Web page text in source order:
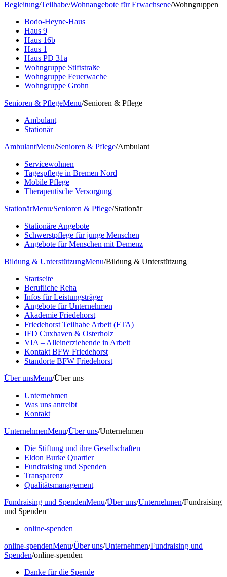
Begleitung/Teilhabe/Wohnangebote für Erwachsene/Wohngruppen
Bodo-Heyne-Haus
Haus 9
Haus 16b
Haus 1
Haus PD 31a
Wohngruppe Stiftstraße
Wohngruppe Feuerwache
Wohngruppe Grohn
Senioren & PflegeMenu/Senioren & Pflege
Ambulant
Stationär
AmbulantMenu/Senioren & Pflege/Ambulant
Servicewohnen
Tagespflege in Bremen Nord
Mobile Pflege
Therapeutische Versorgung
StationärMenu/Senioren & Pflege/Stationär
Stationäre Angebote
Schwerstpflege für junge Menschen
Angebote für Menschen mit Demenz
Bildung & UnterstützungMenu/Bildung & Unterstützung
Startseite
Berufliche Reha
Infos für Leistungsträger
Angebote für Unternehmen
Akademie Friedehorst
Friedehorst Teilhabe Arbeit (FTA)
IFD Cuxhaven & Osterholz
VIA – Alleinerziehende in Arbeit
Kontakt BFW Friedehorst
Standorte BFW Friedehorst
Über unsMenu/Über uns
Unternehmen
Was uns antreibt
Kontakt
UnternehmenMenu/Über uns/Unternehmen
Die Stiftung und ihre Gesellschaften
Eldon Burke Quartier
Fundraising und Spenden
Transparenz
Qualitätsmanagement
Fundraising und SpendenMenu/Über uns/Unternehmen/Fundraising
und Spenden
online-spenden
online-spendenMenu/Über uns/Unternehmen/Fundraising und
Spenden/online-spenden
Danke für die Spende